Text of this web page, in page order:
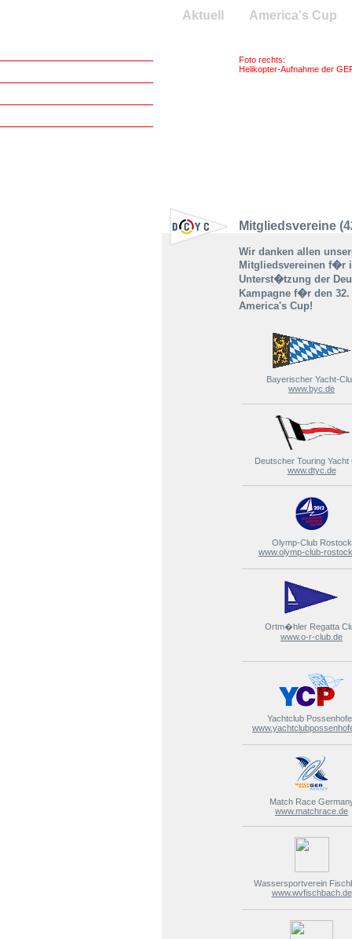
Aktuell America's Cup
Foto rechts:
Helikopter-Aufnahme der
Mitgliedsvereine
Wir danken allen
Mitgliedsvereinen f�r
Unterst�tzung der
Kampagne f�r den 32.
America's Cup!
Bayerischer Yacht-
www.byc.de
Deutscher Touring Yacht
www.dtyc.de
Olymp-Club Rostock
www.olymp-club-
Ortm�hler Regatta
www.o-r-club.de
Yachtclub
Match Race
www.matchrace.de
Wassersportverein
www.wvfischbach.de